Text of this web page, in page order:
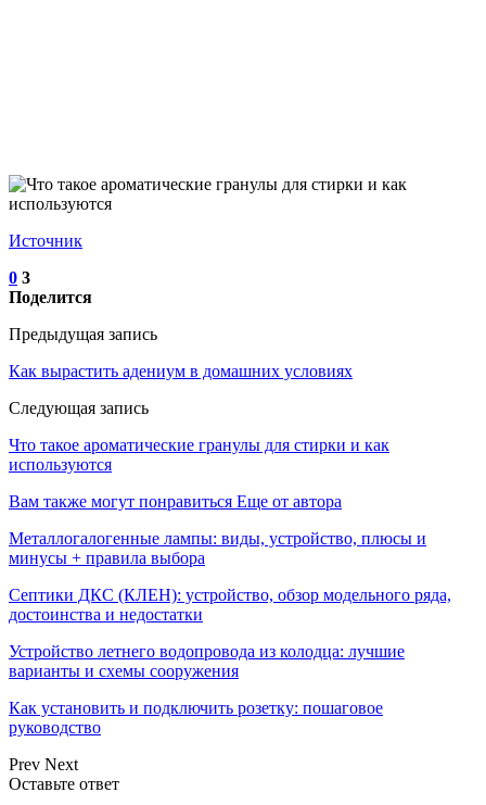
Источник
0 3
Поделится
Предыдущая запись
Как вырастить адениум в домашних условиях
Следующая запись
Что такое ароматические гранулы для стирки и как
используются
Вам также могут понравиться Еще от автора
Металлогалогенные лампы: виды, устройство, плюсы и
минусы + правила выбора
Септики ДКС (КЛЕН): устройство, обзор модельного ряда,
достоинства и недостатки
Устройство летнего водопровода из колодца: лучшие
варианты и схемы сооружения
Как установить и подключить розетку: пошаговое
руководство
Prev Next
Оставьте ответ